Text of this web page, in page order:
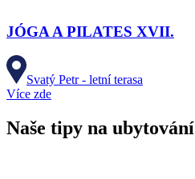
JÓGA A PILATES XVII.
Svatý Petr - letní terasa
Více zde
Naše tipy na ubytování